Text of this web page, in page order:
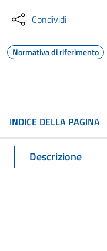
Condividi
Normativa di riferimento
INDICE DELLA PAGINA
Descrizione